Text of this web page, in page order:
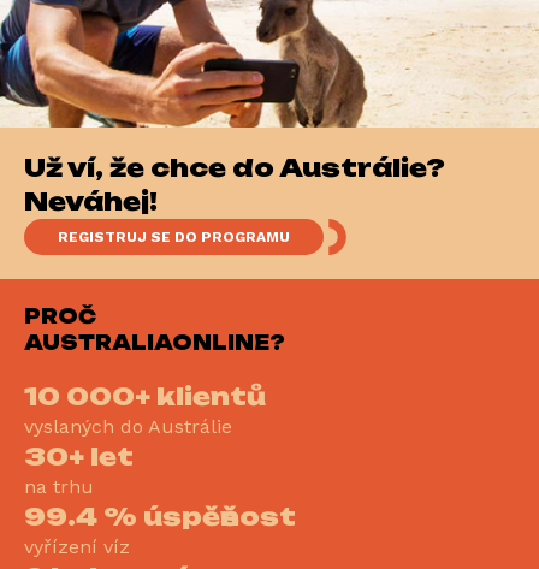
Už víš, že chceš do Austrálie?
Neváhej!
REGISTRUJ SE DO PROGRAMU
PROČ
AUSTRALIAONLINE?
10 000+ klientů
vyslaných do Austrálie
30+ let
na trhu
99.4 % úspěšnost
vyřízení víz